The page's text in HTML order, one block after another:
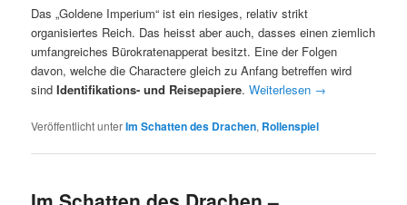
Das „Goldene Imperium“ ist ein riesiges, relativ strikt
organisiertes Reich. Das heisst aber auch, dasses einen ziemlich
umfangreiches Bürokratenapperat besitzt. Eine der Folgen
davon, welche die Charactere gleich zu Anfang betreffen wird
sindIdentifikations- und Reisepapiere.Weiterlesen →
Veröffentlicht unterIm Schatten des Drachen, Rollenspiel